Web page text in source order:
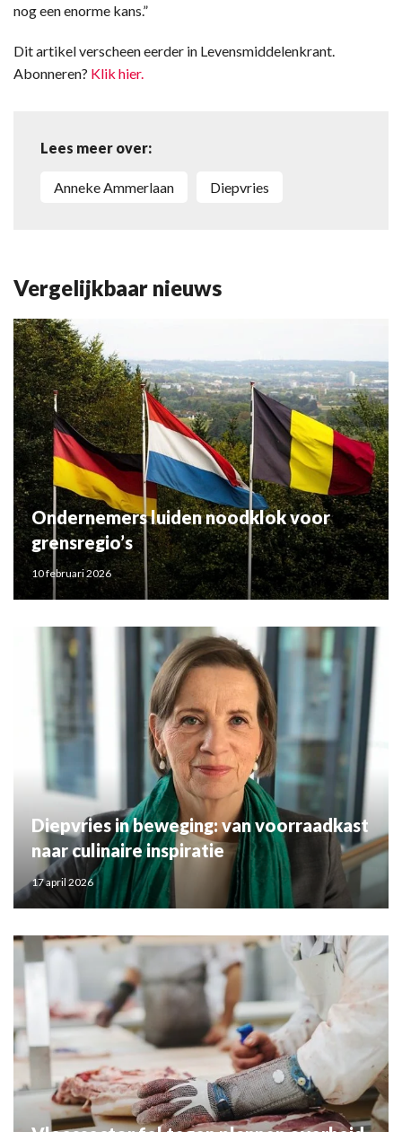
nog een enorme kans.”
Dit artikel verscheen eerder in Levensmiddelenkrant.
Abonneren? Klik hier.
Lees meer over:
Anneke Ammerlaan diepvries
Vergelijkbaar nieuws
Ondernemers luiden noodklok voor
grensregio’s
10 februari 2026
Diepvries in beweging: van voorraadkast
naar culinaire inspiratie
17 april 2026